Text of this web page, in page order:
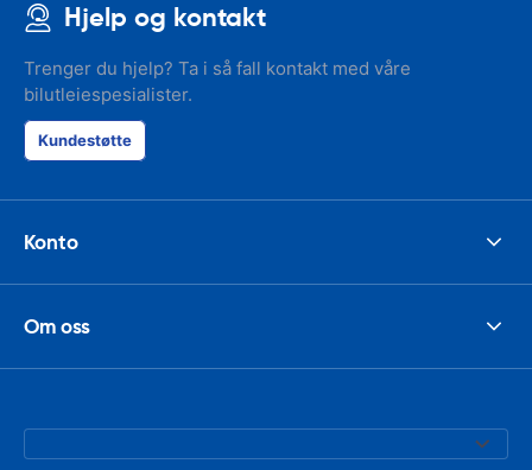
Hjelp og kontakt
Trenger du hjelp? Ta i så fall kontakt med våre
bilutleiespesialister.
Kundestøtte
Konto
Om oss